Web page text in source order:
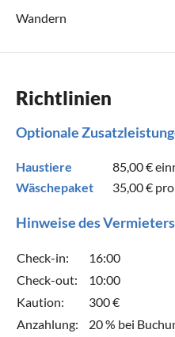
Wandern
Richtlinien
Optionale
Haustiere 85,00 €
Wäschepaket
35,00 €
Hinweise des Vermieters
Check-in:
16:00
Check-out:
10:00
Kaution:
300 €
Anzahlung:
20 % bei